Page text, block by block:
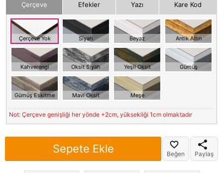
Çerçeve Efekler Yazı Kare Kod
Çerçeve Yok Siyah Beyaz Antik Altın
Kahverengi Oksit Siyah Yeşil Oksit Gümüş
Gümüş Eskitme Mavi Oksit Meşe
Not: Çerçeve genişliği her yönde +2cm, yüksekliği 1cm olmaktadır
Sepete Ekle Beğen Paylaş